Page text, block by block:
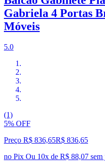
Gabriela 4 Portas
Móveis
5.0
(1)
5% OFF
Preço R$ 836,65R$ 836,65
no Pix Ou 10x de R$ 88,07 sem